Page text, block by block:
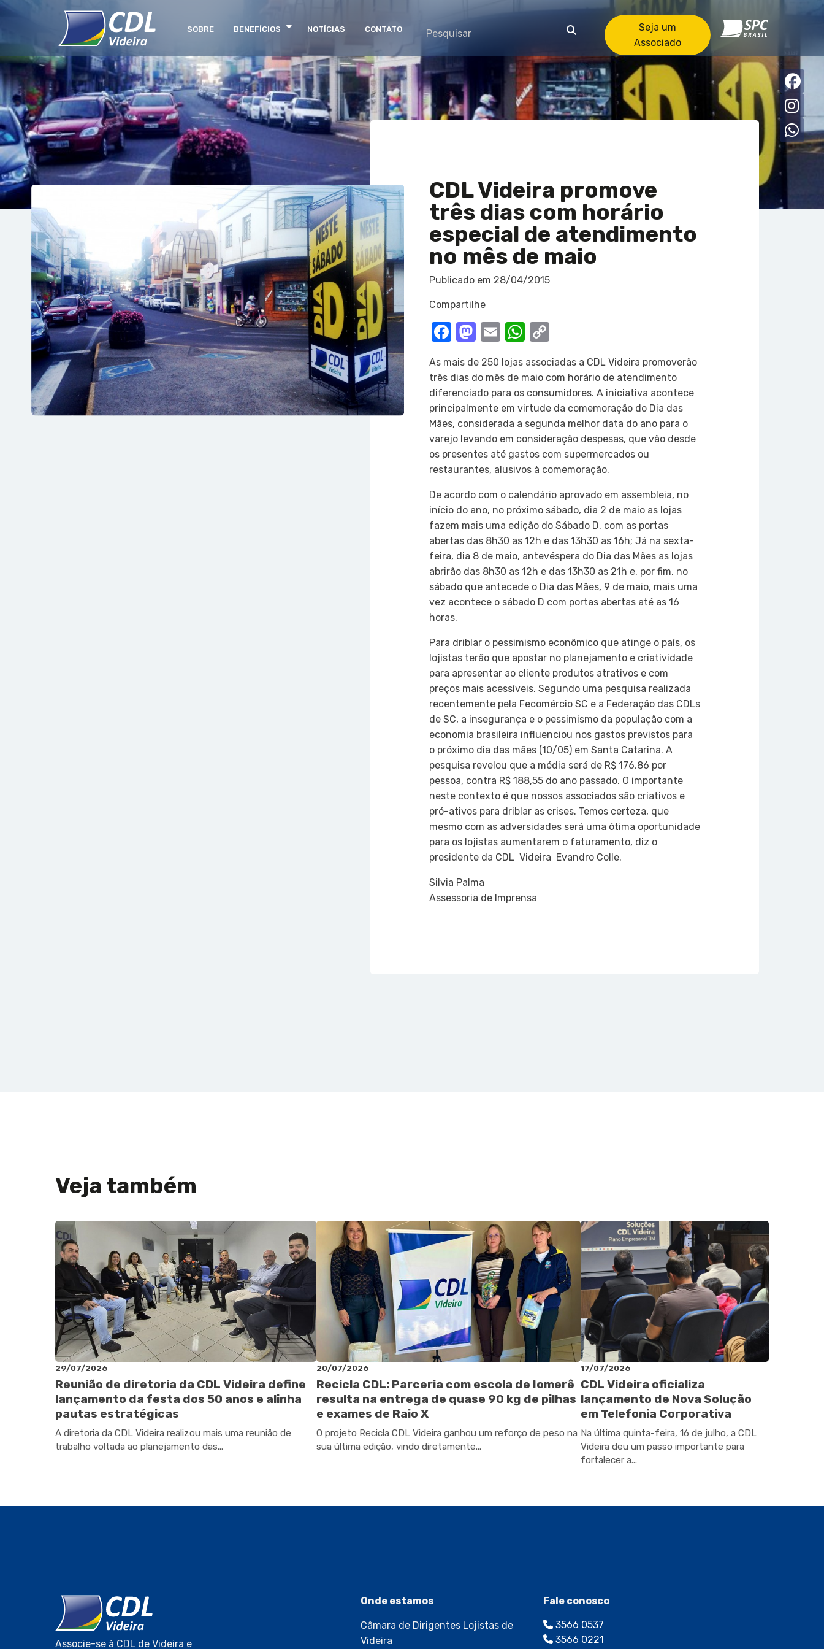
SOBRE BENEFÍCIOS NOTÍCIAS CONTATO
Seja um
Associado
CDL Videira promove
três dias com horário
especial de atendimento
no mês de maio
Publicado em 28/04/2015
Compartilhe
Facebook
Mastodon
EmailWhatsApp
Copy
As mais de 250 lojas associadas a CDL Videira promoverão
três dias do mês de maio com horário de atendimento
diferenciado para os consumidores. A iniciativa acontece
principalmente em virtude da comemoração do Dia das
Mães, considerada a segunda melhor data do ano para o
varejo levando em consideração despesas, que vão desde
os presentes até gastos com supermercados ou
restaurantes, alusivos à comemoração.
De acordo com o calendário aprovado em assembleia, no
início do ano, no próximo sábado, dia 2 de maio as lojas
fazem mais uma edição do Sábado D, com as portas
abertas das 8h30 as 12h e das 13h30 as 16h; Já na sexta-
feira, dia 8 de maio, antevéspera do Dia das Mães as lojas
abrirão das 8h30 as 12h e das 13h30 as 21h e, por fim, no
sábado que antecede o Dia das Mães, 9 de maio, mais uma
vez acontece o sábado D com portas abertas até as 16
horas.
Para driblar o pessimismo econômico que atinge o país, os
lojistas terão que apostar no planejamento e criatividade
para apresentar ao cliente produtos atrativos e com
preços mais acessíveis. Segundo uma pesquisa realizada
recentemente pela Fecomércio SC e a Federação das CDLs
de SC, a insegurança e o pessimismo da população com a
economia brasileira influenciou nos gastos previstos para
o próximo dia das mães (10/05) em Santa Catarina. A
pesquisa revelou que a média será de R$ 176,86 por
pessoa, contra R$ 188,55 do ano passado. O importante
neste contexto é que nossos associados são criativos e
pró-ativos para driblar as crises. Temos certeza, que
mesmo com as adversidades será uma ótima oportunidade
para os lojistas aumentarem o faturamento, diz o
presidente da CDL  Videira  Evandro Colle.
Silvia Palma
Assessoria de Imprensa
Veja também
29/07/2026
Reunião de diretoria da CDL Videira define
lançamento da festa dos 50 anos e alinha
pautas estratégicas
A diretoria da CDL Videira realizou mais uma reunião de
trabalho voltada ao planejamento das...
20/07/2026
Recicla CDL: Parceria com escola de Iomerê
resulta na entrega de quase 90 kg de pilhas
e exames de Raio X
O projeto Recicla CDL Videira ganhou um reforço de peso na
sua última edição, vindo diretamente...
17/07/2026
CDL Videira oficializa
lançamento de Nova Solução
em Telefonia Corporativa
Na última quinta-feira, 16 de julho, a CDL
Videira deu um passo importante para
fortalecer a...
Associe-se à CDL de Videira e
Onde estamos
Câmara de Dirigentes Lojistas de
Videira
Fale conosco
3566 0537
3566 0221